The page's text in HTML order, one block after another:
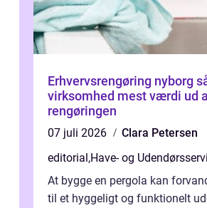
Erhvervsrengøring nyborg sådan får din
virksomhed mest værdi ud
rengøringen
07 juli 2026
Clara Petersen
editorial,Have- og
At bygge en pergola kan
til et hyggeligt og funktionelt